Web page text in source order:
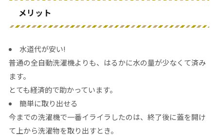
メリット
水道代が安い!
普通の全自動洗濯機よりも、はるかに水の量が少なくて済み
ます。
とても経済的で助かっています。
簡単に取り出せる
今までの洗濯機で一番イライラしたのは、終了後に蓋を開け
て上から洗濯物を取り出すとき。